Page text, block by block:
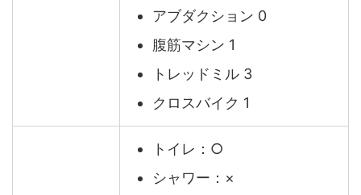
アブダクション 0
腹筋マシン 1
トレッドミル 3
クロスバイク 1
トイレ：○
シャワー：×